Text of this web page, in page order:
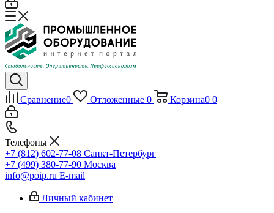
Сравнение0 Отложенные 0 Корзина0 0
Телефоны
+7 (812) 602-77-08 Санкт-Петербург
+7 (499) 380-77-90 Москва
info@poip.ru E-mail
Личный кабинет